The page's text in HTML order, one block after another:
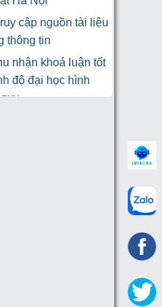
cập nguồn tài liệu
thông tin
nhận khoá luận tốt
độ đại học hình